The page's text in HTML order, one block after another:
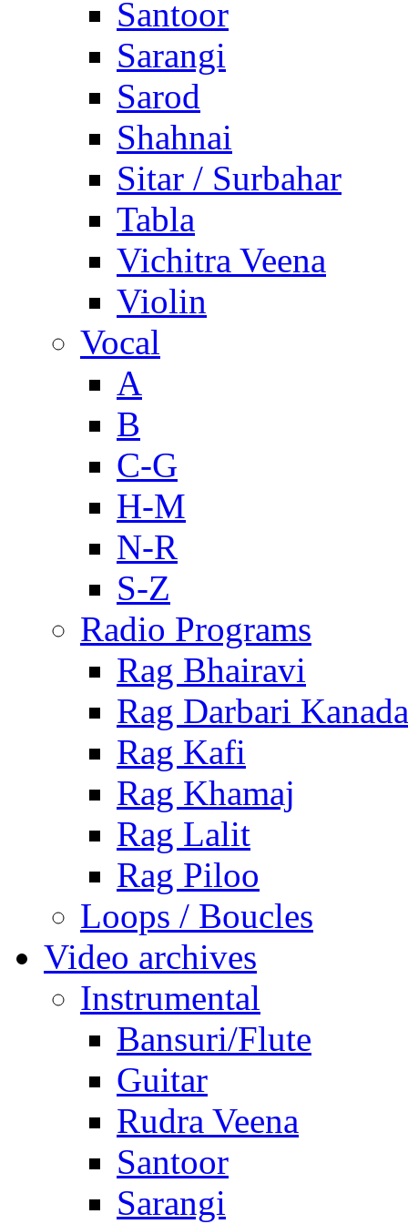
Santoor
Sarangi
Sarod
Shahnai
Sitar / Surbahar
Tabla
Vichitra Veena
Violin
Vocal
A
B
C-G
H-M
N-R
S-Z
Radio Programs
Rag Bhairavi
Rag Darbari Kanada
Rag Kafi
Rag Khamaj
Rag Lalit
Rag Piloo
Loops / Boucles
Video archives
Instrumental
Bansuri/Flute
Guitar
Rudra Veena
Santoor
Sarangi